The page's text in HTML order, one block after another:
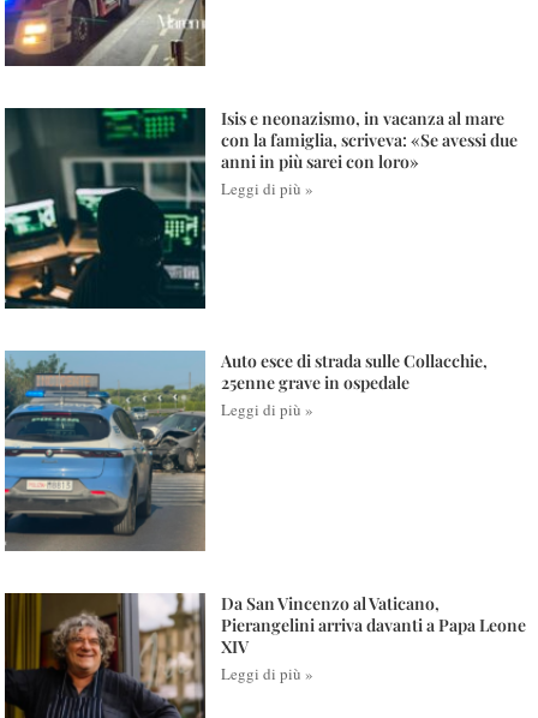
Isis e neonazismo, in vacanza al mare
con la famiglia, scriveva: «Se avessi due
anni in più sarei con loro»
Leggi di più »
Auto esce di strada sulle Collacchie,
25enne grave in ospedale
Leggi di più »
Da San Vincenzo al Vaticano,
Pierangelini arriva davanti a Papa Leone
XIV
Leggi di più »